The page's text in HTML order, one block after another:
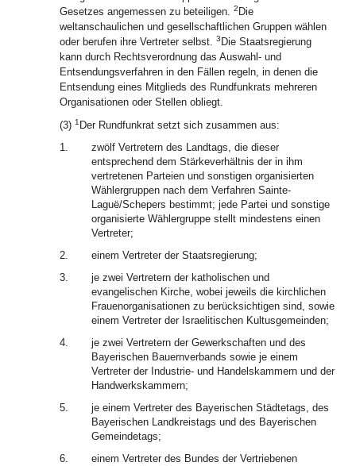
Gesetzes angemessen zu beteiligen. 2 Die
weltanschaulichen und gesellschaftlichen Gruppen wählen
oder berufen ihre Vertreter selbst. 3 Die Staatsregierung
kann durch Rechtsverordnung das Auswahl- und
Entsendungsverfahren in den Fällen regeln, in denen die
Entsendung eines Mitglieds des Rundfunkrats mehreren
Organisationen oder Stellen obliegt.
(3) 1 Der Rundfunkrat setzt sich zusammen aus:
1.
zwölf Vertretern des Landtags, die dieser
entsprechend dem Stärkeverhältnis der in ihm
vertretenen Parteien und sonstigen organisierten
Wählergruppen nach dem Verfahren Sainte-
Laguë/Schepers bestimmt; jede Partei und sonstige
organisierte Wählergruppe stellt mindestens einen
Vertreter;
2.
einem Vertreter der Staatsregierung;
3.
je zwei Vertretern der katholischen und
evangelischen Kirche, wobei jeweils die kirchlichen
Frauenorganisationen zu berücksichtigen sind, sowie
einem Vertreter der Israelitischen Kultusgemeinden;
4.
je zwei Vertretern der Gewerkschaften und des
Bayerischen Bauernverbands sowie je einem
Vertreter der Industrie- und Handelskammern und der
Handwerkskammern;
5.
je einem Vertreter des Bayerischen Städtetags, des
Bayerischen Landkreistags und des Bayerischen
Gemeindetags;
6.
einem Vertreter des Bundes der Vertriebenen